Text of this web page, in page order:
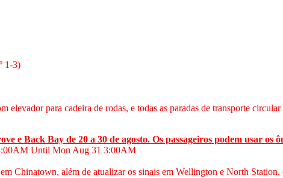
1-3)
elevador para cadeira de rodas, e todas as paradas de transporte circular
e Back Bay de 20 a 30 de agosto. Os passageiros podem usar
Until Mon Aug 31 3:00AM
Chinatown, além de atualizar os sinais em Wellington e North